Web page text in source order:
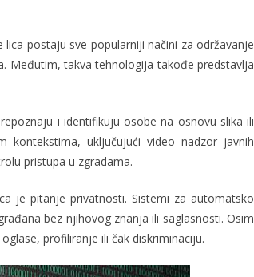
postaju sve popularniji načini za održavanje
Međutim, takva tehnologija takođe predstavlja
i identifikuju osobe na osnovu slika ili
kontekstima, uključujući video nadzor javnih
pristupa u zgradama.
je pitanje privatnosti. Sistemi za automatsko
bez njihovog znanja ili saglasnosti. Osim
profiliranje ili čak diskriminaciju.